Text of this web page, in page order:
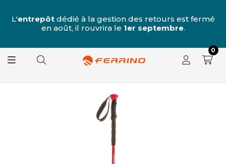
L'entrepôtdédié à la gestion des retours est fermé
en août, il rouvrira le 1er septembre.
0